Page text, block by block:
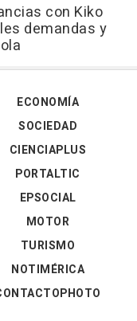
con Kiko
demandas y
ECONOMÍA
SOCIEDAD
CIENCIAPLUS
PORTALTIC
EPSOCIAL
MOTOR
TURISMO
NOTIMÉRICA